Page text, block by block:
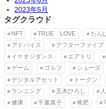
2023年5月
タグクラウド
NFT TRUE LOVE たん
アドバイス
アフターファイブ
イケオジダンス
エアトリ
ゲーム
ゴルフ シューズ
デジタルアセット
トークン
ランニング
五木ひろし
健康
千葉真子 堆肥